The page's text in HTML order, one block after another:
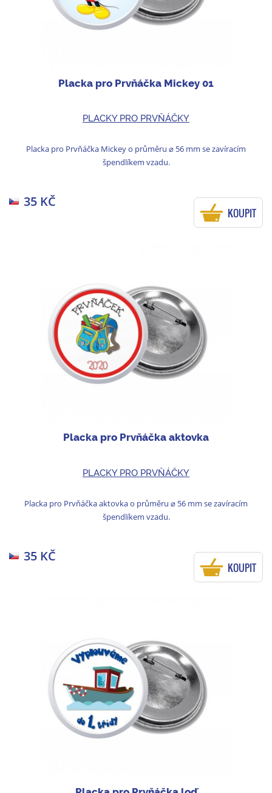
Placka pro Prvňáčka Mickey 01
PLACKY PRO PRVŇÁČKY
Placka pro Prvňáčka Mickey o průměru ⌀ 56 mm se zavíracím
špendlíkem vzadu.
35 KČ
KOUPIT
Placka pro Prvňáčka aktovka
PLACKY PRO PRVŇÁČKY
Placka pro Prvňáčka aktovka o průměru ⌀ 56 mm se zavíracím
špendlíkem vzadu.
35 KČ
KOUPIT